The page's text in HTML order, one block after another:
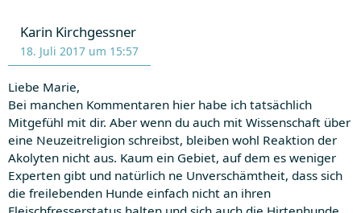
Karin Kirchgessner
18. Juli 2017 um 15:57
Liebe Marie,
Bei manchen Kommentaren hier habe ich tatsächlich
Mitgefühl mit dir. Aber wenn du auch mit Wissenschaft über
eine Neuzeitreligion schreibst, bleiben wohl Reaktion der
Akolyten nicht aus. Kaum ein Gebiet, auf dem es weniger
Experten gibt und natürlich ne Unverschämtheit, dass sich
die freilebenden Hunde einfach nicht an ihren